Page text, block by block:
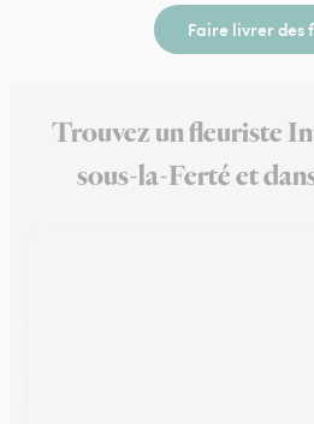
Faire livrer des
Trouvez un fleuriste
sous-la-Ferté et